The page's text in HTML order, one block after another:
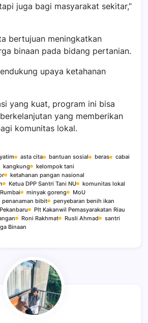
juga bagi masyarakat sekitar,”
bertujuan meningkatkan
binaan pada bidang pertanian.
upaya ketahanan
yang kuat, program ini bisa
yang memberikan
komunitas lokal.
asta cita bantuan sosial beras
cabai
kangkung
kelompok tani
ketahanan pangan nasional
Ketua DPP Santri Tani NU
komunitas lokal
minyak goreng
MoU
penanaman bibit
penyebaran benih ikan
Plt Kakanwil Pemasyarakatan Riau
Roni Rakhmat Rusli Ahmad
santri
Binaan